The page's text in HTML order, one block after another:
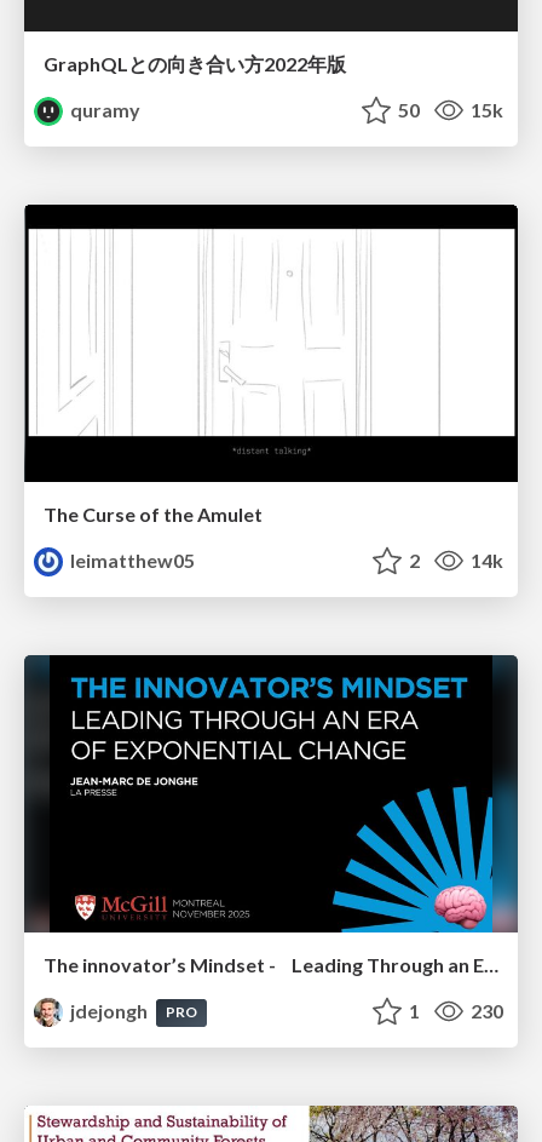
GraphQLとの向き合い方2022年版
quramy
50 15k
The Curse of the Amulet
leimatthew05
2 14k
The innovator’s Mindset - Leading Through an Era of Exponential Change - McGill University 2025
jdejongh
PRO 1 230